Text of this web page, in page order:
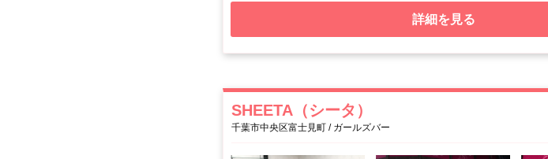
詳細を見る
SHEETA（シータ）
千葉市中央区富士見町 / ガールズバー